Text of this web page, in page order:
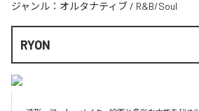
ジャンル： オルタナティブ / R&B/Soul
RYON